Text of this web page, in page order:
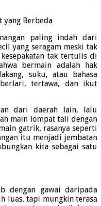
yang Berbeda
paling indah dari
yang seragam meski tak
kesepakatan tak tertulis di
bermain adalah hak
suku, atau bahasa
tertawa, dan ikut
dari daerah lain, lalu
main lompat tali dengan
gatrik, rasanya seperti
itu menjadi jembatan
kita sebagai satu
dengan gawai daripada
luas, tapi mungkin terasa